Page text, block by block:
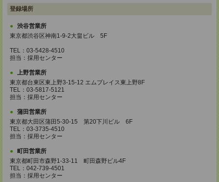
登録場所
渋谷営業所
東京都渋谷区神南1-9-2大畠ビル 5F
TEL：03-5428-4510
担当：採用センター
上野営業所
東京都台東区東上野3-15-12 エムプレイス東上野8F
TEL：03-5817-5121
担当：採用センター
蒲田営業所
東京都大田区蒲田5-30-15 第20下川ビル 6F
TEL：03-3735-4510
担当：採用センター
町田営業所
東京都町田市森野1-33-11 町田森野ビル4F
TEL：042-739-4501
担当：採用センター